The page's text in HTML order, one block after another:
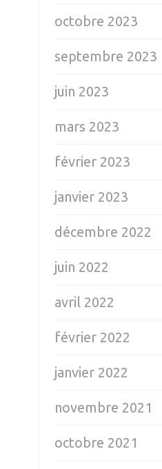
octobre 2023
septembre 2023
juin 2023
mars 2023
février 2023
janvier 2023
décembre 2022
juin 2022
avril 2022
février 2022
janvier 2022
novembre 2021
octobre 2021